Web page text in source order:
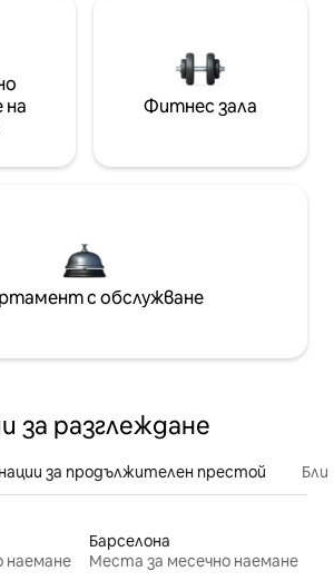
на
Фитнес зала
с обслужване
за разглеждане
за продължителен престой
наемане
Барселона
Места за месечно наемане